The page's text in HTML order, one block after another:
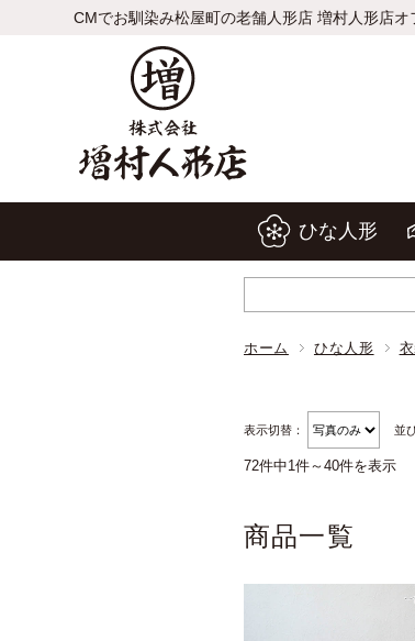
CMでお馴染み松屋町の老舗人形店 増村人形店オ
ひな人形
ホーム ひな人形
表示切替： 並
72件中1件～40件を表示
商品一覧